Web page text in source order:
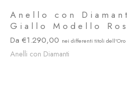
Anello con
Giallo Modello
1.290,00
Anelli con Diamanti